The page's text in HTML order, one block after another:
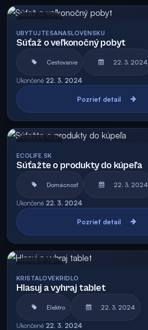
UBYTUJTESANASLOVENSKU
Súťaž o veľkonočný pobyt
Cestovanie 22. 3. 2024
Ukončené 22. 3. 2024
Pozrieť detail
ECOLIFE.SK
Súťažte o produkty do kúpeľa
Domácnosť 22. 3. 2024
Ukončené 22. 3. 2024
Pozrieť detail
KRISTALOVEKRIDLO
Hlasuj a vyhraj tablet
Elektro 22. 3. 2024
Ukončené 22. 3. 2024